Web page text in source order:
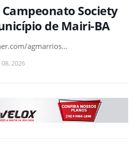
Society
de Mairi-BA
agmarrios…
2026